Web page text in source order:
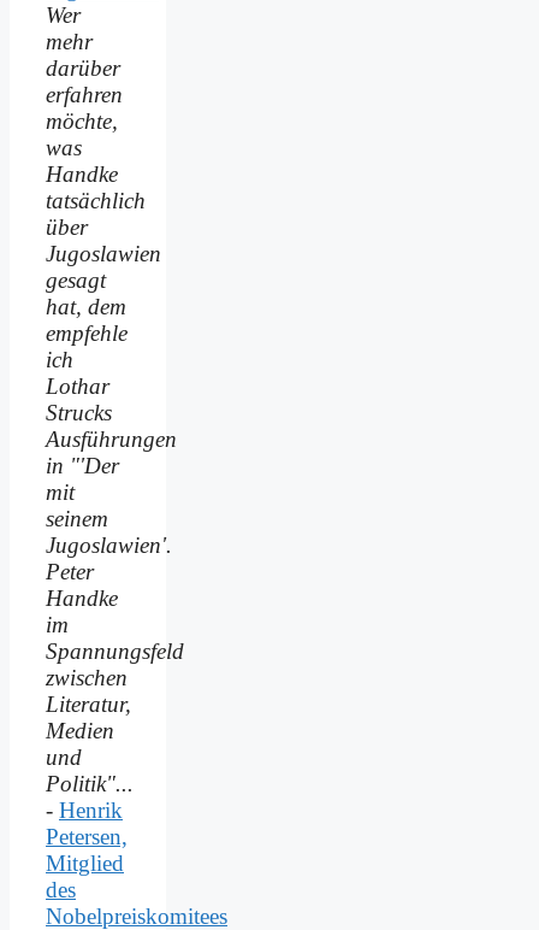
Wer
mehr
darüber
erfahren
möchte,
was
Handke
tatsächlich
über
Jugoslawien
gesagt
hat, dem
empfehle
ich
Lothar
Strucks
Ausführungen
in "'Der
mit
seinem
Jugoslawien'.
Peter
Handke
im
Spannungsfeld
zwischen
Literatur,
Medien
und
Politik"...
- Henrik
Petersen,
Mitglied
des
Nobelpreiskomitees